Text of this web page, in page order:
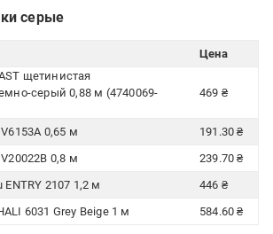
серые
Цена
щетинистая
серый 0,88 м (4740069-
469 ₴
0,65 м
191.30 ₴
0,8 м
239.70 ₴
2107 1,2 м
446 ₴
6031 Grey Beige 1 м
584.60 ₴